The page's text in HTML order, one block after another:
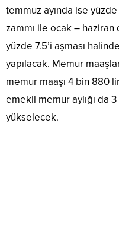
temmuz ayında ise
zammı ile ocak –
yüzde 7.5’i aşması
yapılacak. Memur
memur maaşı 4 bin 880
emekli memur aylığı da
yükselecek.